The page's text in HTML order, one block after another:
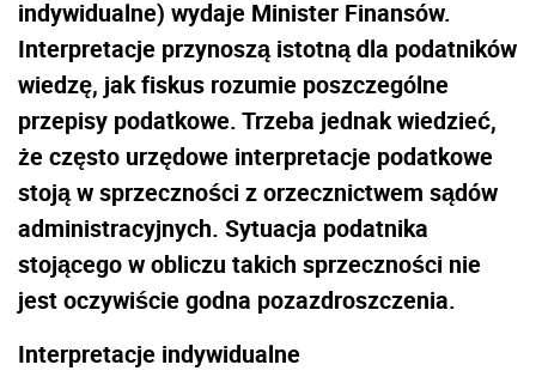
indywidualne) wydaje Minister Finansów.
Interpretacje przynoszą istotną dla podatników
wiedzę, jak fiskus rozumie poszczególne
przepisy podatkowe. Trzeba jednak wiedzieć,
że często urzędowe interpretacje podatkowe
stoją w sprzeczności z orzecznictwem sądów
administracyjnych. Sytuacja podatnika
stojącego w obliczu takich sprzeczności nie
jest oczywiście godna pozazdroszczenia.
Interpretacje indywidualne